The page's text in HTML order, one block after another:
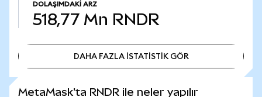
DOLAŞIMDAKI ARZ
518,77 Mn RNDR
DAHA FAZLA İSTATİSTİK GÖR
MetaMask'ta RNDR ile neler yapılır